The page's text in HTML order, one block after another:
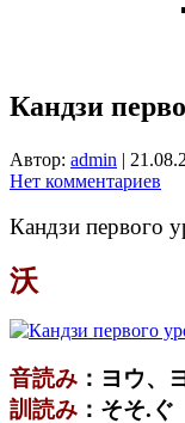
Кандзи
Автор: admin |
Нет комментариев
Кандзи первого
沃
音読み ：ヨウ、
訓読み ：そそ.ぐ